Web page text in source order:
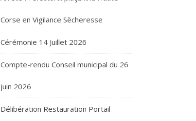
Corse en Vigilance Sècheresse
Cérémonie 14 Juillet 2026
Compte-rendu Conseil municipal du 26
juin 2026
Délibération Restauration Portail